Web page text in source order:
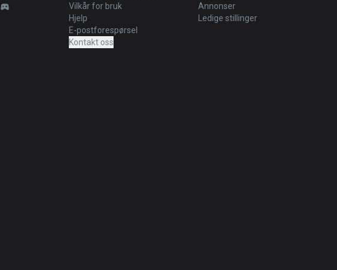
Vilkår for bruk
Hjelp
E-postforespørsel
Kontakt oss
Annonser
Ledige stillinger